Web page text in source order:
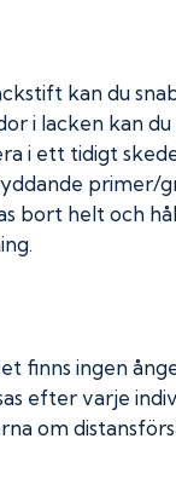
kan du
i lacken kan
i ett tidigt
primer/
bort helt och
finns ingen
efter varje
om